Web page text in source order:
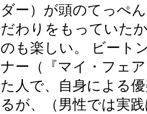
ダー）が頭のてっぺ
だわりをもっていた
のも楽しい。 ビート
ナー（『マイ・フェ
た人で、自身による
るが、（男性では実